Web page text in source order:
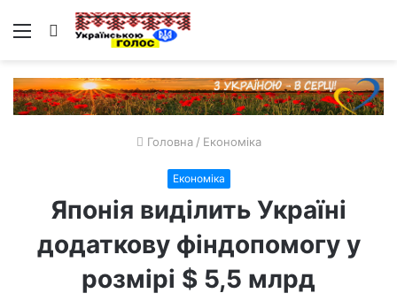
Меню Пошук
Головна / Економіка
Економіка
Японія виділить Україні
додаткову фіндопомогу у
розмірі $ 5,5 млрд